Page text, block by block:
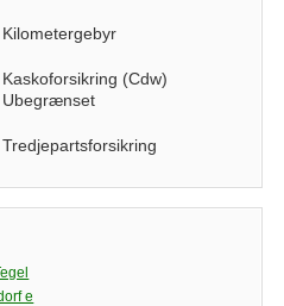
Kilometergebyr
Kaskoforsikring (Cdw)
Ubegrænset
Tredjepartsforsikring
e